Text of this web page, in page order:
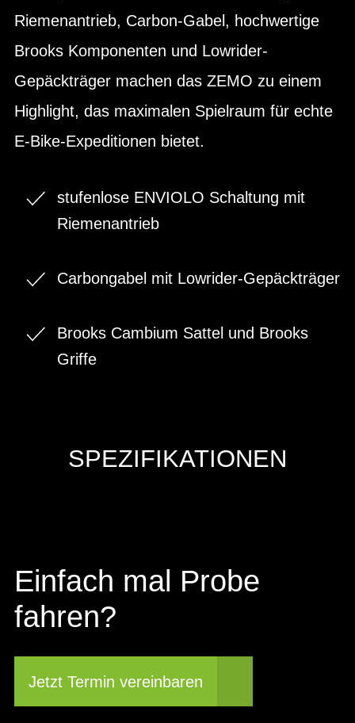
Riemenantrieb, Carbon-Gabel, hochwertige
Brooks Komponenten und Lowrider-
Gepäckträger machen das ZEMO zu einem
Highlight, das maximalen Spielraum für echte
E-Bike-Expeditionen bietet.
stufenlose ENVIOLO Schaltung mit
Riemenantrieb
Carbongabel mit Lowrider-Gepäckträger
Brooks Cambium Sattel und Brooks
Griffe
SPEZIFIKATIONEN
Einfach mal Probe
fahren?
Jetzt Termin vereinbaren